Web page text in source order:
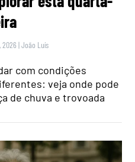
2026 |João Luís
com condições
veja onde pode
de chuva e trovoada